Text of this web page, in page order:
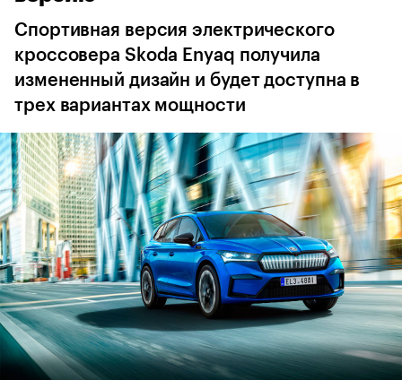
Спортивная версия электрического
кроссовера Skoda Enyaq получила
измененный дизайн и будет доступна в
трех вариантах мощности